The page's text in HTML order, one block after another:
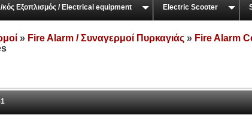
κός Εξοπλισμός / Electrical equipment Electric Scooter
» Fire Alarm / Συναγερμοί Πυρκαγιάς » Fire Alarm